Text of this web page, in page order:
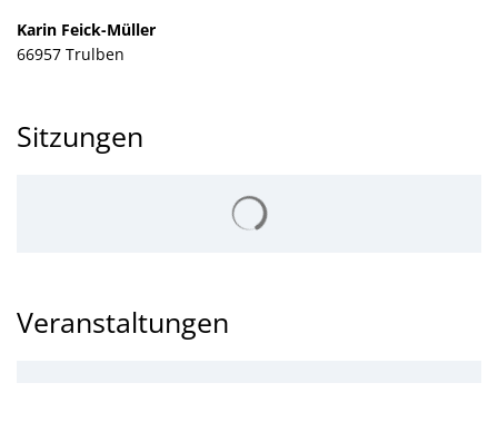
Karin Feick-Müller
66957 Trulben
Sitzungen
Veranstaltungen